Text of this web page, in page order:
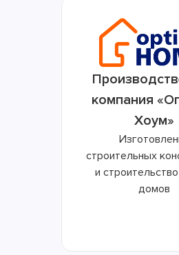
компания
Хоум»
строительных
и
домов